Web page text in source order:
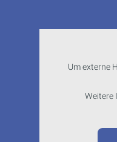
Um externe
Weitere